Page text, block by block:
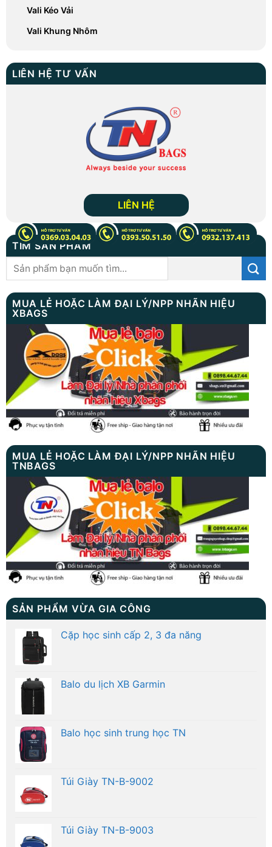
Vali Kéo Vải
Vali Khung Nhôm
LIÊN HỆ TƯ VẤN
LIÊN HỆ
TÌM SẢN PHẨM
Tìm
kiếm:
MUA LẺ HOẶC LÀM ĐẠI LÝ/NPP NHÃN HIỆU
XBAGS
MUA LẺ HOẶC LÀM ĐẠI LÝ/NPP NHÃN HIỆU
TNBAGS
SẢN PHẨM VỪA GIA CÔNG
Cặp học sinh cấp 2, 3 đa năng
Balo du lịch XB Garmin
Balo học sinh trung học TN
Túi Giày TN-B-9002
Túi Giày TN-B-9003